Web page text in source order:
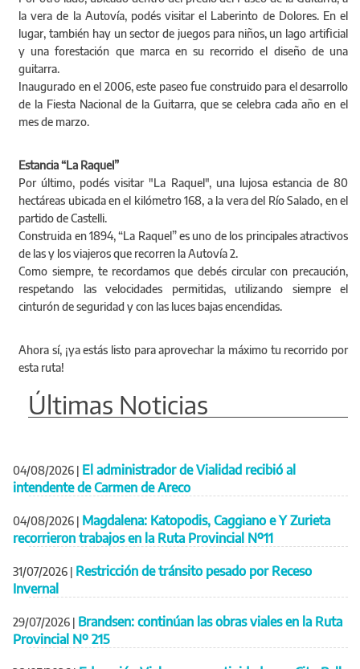
la vera de la Autovía, podés visitar el Laberinto de Dolores. En el
lugar, también hay un sector de juegos para niños, un lago artificial
y una forestación que marca en su recorrido el diseño de una
guitarra.
Inaugurado en el 2006, este paseo fue construido para el desarrollo
de la Fiesta Nacional de la Guitarra, que se celebra cada año en el
mes de marzo.
Estancia “La Raquel”
Por último, podés visitar "La Raquel", una lujosa estancia de 80
hectáreas ubicada en el kilómetro 168, a la vera del Río Salado, en el
partido de Castelli.
Construida en 1894, “La Raquel” es uno de los principales atractivos
de las y los viajeros que recorren la Autovía 2.
Como siempre, te recordamos que debés circular con precaución,
respetando las velocidades permitidas, utilizando siempre el
cinturón de seguridad y con las luces bajas encendidas.
Ahora sí, ¡ya estás listo para aprovechar la máximo tu recorrido por
esta ruta!
Últimas Noticias
04/08/2026 | El administrador de Vialidad recibió al
intendente de Carmen de Areco
04/08/2026 | Magdalena: Katopodis, Caggiano e Y Zurieta
recorrieron trabajos en la Ruta Provincial Nº11
31/07/2026 | Restricción de tránsito pesado por Receso
Invernal
29/07/2026 | Brandsen: continúan las obras viales en la Ruta
Provincial Nº 215